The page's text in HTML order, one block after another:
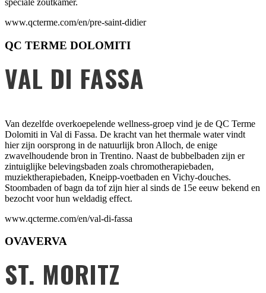
speciale zoutkamer.
www.qcterme.com/en/pre-saint-didier
QC TERME DOLOMITI
VAL DI FASSA
Van dezelfde overkoepelende wellness-groep vind je de QC Terme
Dolomiti in Val di Fassa. De kracht van het thermale water vindt
hier zijn oorsprong in de natuurlijk bron Alloch, de enige
zwavelhoudende bron in Trentino. Naast de bubbelbaden zijn er
zintuiglijke belevingsbaden zoals chromotherapiebaden,
muziektherapiebaden, Kneipp-voetbaden en Vichy-douches.
Stoombaden of bagn da tof zijn hier al sinds de 15e eeuw bekend en
bezocht voor hun weldadig effect.
www.qcterme.com/en/val-di-fassa
OVAVERVA
ST. MORITZ